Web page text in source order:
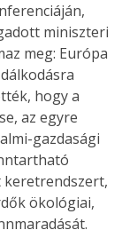
miniszteri
meg: Európa
hogy a
az egyre
gazdasági
keretrendszert,
ökológiai,